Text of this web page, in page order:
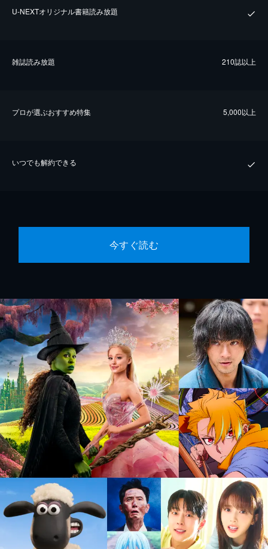
U-NEXTオリジナル書籍読み放題
雑誌読み放題 210誌以上
プロが選ぶおすすめ特集 5,000以上
いつでも解約できる
今すぐ読む